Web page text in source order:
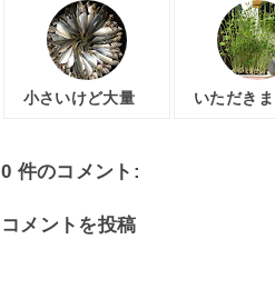
小さいけど大量 いただき
0 件のコメント:
コメントを投稿